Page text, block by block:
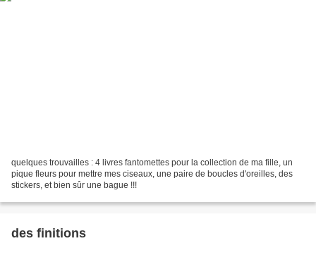
quelques trouvailles : 4 livres fantomettes pour la collection de ma fille, un
pique fleurs pour mettre mes ciseaux, une paire de boucles d'oreilles, des
stickers, et bien sûr une bague !!!
des finitions